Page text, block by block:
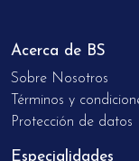
Acerca de BS
Sobre Nosotros
Términos y
Protección de datos
Especialidades